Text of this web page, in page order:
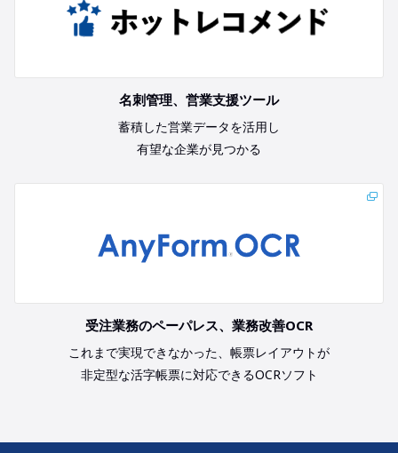
名刺管理、営業支援ツール
蓄積した営業データを活用し
有望な企業が見つかる
受注業務のペーパレス、業務改善OCR
これまで実現できなかった、帳票レイアウトが
非定型な活字帳票に対応できるOCRソフト